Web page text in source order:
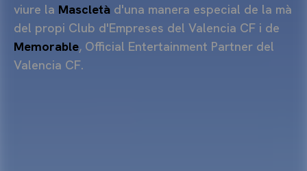
viure la Mascletà d'una manera especial de la mà
del propi Club d'Empreses del Valencia CF i de
Memorable, Official Entertainment Partner del
Valencia CF.